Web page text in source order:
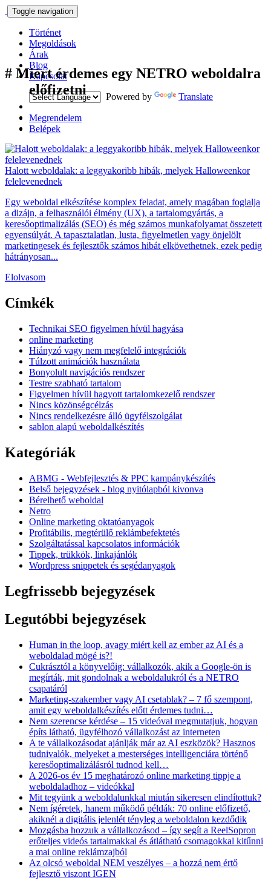
Toggle navigation
Történet
Megoldások
Árak
Blog
Kapcsolat
Powered by
Translate
Megrendelem
Belépek
# Miért érdemes egy NETRO weboldalra
előfizetni
Halott weboldalak: a leggyakoribb hibák, melyek Halloweenkor
felelevenednek
Egy weboldal elkészítése komplex feladat, amely magában foglalja
a dizájn, a felhasználói élmény (UX), a tartalomgyártás, a
keresőoptimalizálás (SEO) és még számos munkafolyamat összetett
egyensúlyát. A tapasztalatlan, lusta, figyelmetlen vagy önjelölt
marketingesek és fejlesztők számos hibát elkövethetnek, ezek pedig
hátrányosan...
Elolvasom
Címkék
Technikai SEO figyelmen hívül hagyása
online marketing
Hiányzó vagy nem megfelelő integrációk
Túlzott animációk használata
Bonyolult navigációs rendszer
Testre szabható tartalom
Figyelmen hívül hagyott tartalomkezelő rendszer
Nincs közönségcélzás
Nincs rendelkezésre álló ügyfélszolgálat
sablon alapú weboldalkészítés
Kategóriák
ABMG - Webfejlesztés & PPC kampánykészítés
Belső bejegyzések - blog nyitólapból kivonva
Bérelhető weboldal
Netro
Online marketing oktatóanyagok
Profitábilis, megtérülő reklámbefektetés
Szolgáltatással kapcsolatos információk
Tippek, trükkök, linkajánlók
Wordpress snippetek és segédanyagok
Legfrissebb bejegyzések
Legutóbbi bejegyzések
Human in the loop, avagy miért kell az ember az AI és a
weboldalad mögé is?!
Cukrásztól a könyvelőig: vállalkozók, akik a Google-ön is
megírták, mit gondolnak a weboldalukról és a NETRO
csapatáról
Marketing-szakember vagy AI csetablak? – 7 fő szempont,
amit egy weboldalkészítés előtt érdemes tudni…
Nem szerencse kérdése – 15 videóval megmutatjuk, hogyan
építs látható, ügyfélhozó vállalkozást az interneten
A te vállalkozásodat ajánlják már az AI eszközök? Hasznos
tudnivalók, melyeket a mesterséges intelligenciára történő
keresőoptimalizálásról tudnod kell…
A 2026-os év 15 meghatározó online marketing tippje a
weboldaladhoz – videókkal
Mit tegyünk a weboldalunkkal miután sikeresen elindítottuk?
Nem ígéretek, hanem működő példák: 70 online előfizető,
akiknél a digitális jelenlét tényleg a weboldalon kezdődik
Mozgásba hozzuk a vállalkozásod – így segít a ReelSopron
erőteljes videós tartalmakkal és átlátható csomagokkal kitűnni
a mai online reklámzajból
Az olcsó weboldal NEM veszélyes – a hozzá nem értő
fejlesztő viszont IGEN